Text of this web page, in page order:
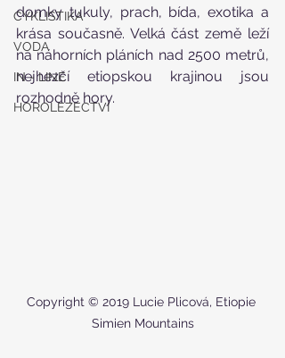
CYKLISTIKA
VODA
IN - LINE
HOROLEZECTVÍ
domky tukuly, prach, bída, exotika a
krása současně. Velká část země leží
na náhorních pláních nad 2500 metrů,
nejhezčí etiopskou krajinou jsou
rozhodně hory.
Copyright © 2019 Lucie Plicová, Etiopie
Simien Mountains